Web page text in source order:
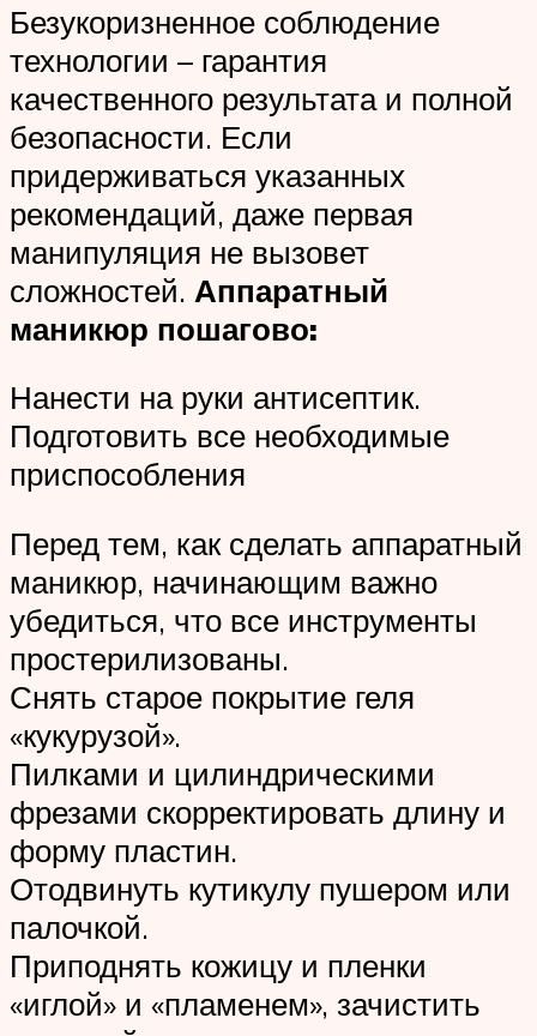
Безукоризненное соблюдение
технологии – гарантия
качественного результата и полной
безопасности. Если
придерживаться указанных
рекомендаций, даже первая
манипуляция не вызовет
сложностей. Аппаратный
маникюр пошагово:
Нанести на руки антисептик.
Подготовить все необходимые
приспособления
Перед тем, как сделать аппаратный
маникюр, начинающим важно
убедиться, что все инструменты
простерилизованы.
Снять старое покрытие геля
«кукурузой».
Пилками и цилиндрическими
фрезами скорректировать длину и
форму пластин.
Отодвинуть кутикулу пушером или
палочкой.
Приподнять кожицу и пленки
«иглой» и «пламенем», зачистить